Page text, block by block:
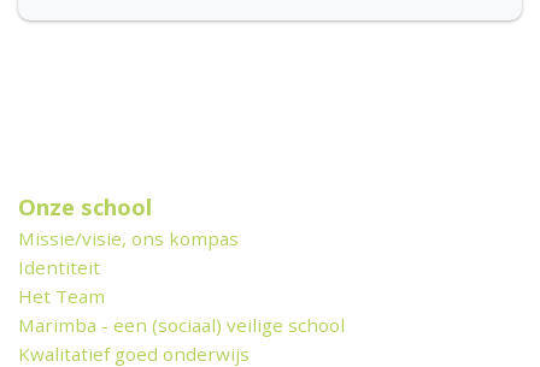
Onze school
Missie/visie, ons kompas
Identiteit
Het Team
Marimba - een (sociaal) veilige school
Kwalitatief goed onderwijs